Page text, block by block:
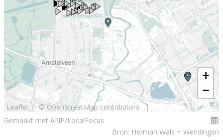
Gemaakt met ANP/LocalFocus
Bron: Herman Wals + Wendingen
Leaflet | © OpenStreetMap contributors
+
−